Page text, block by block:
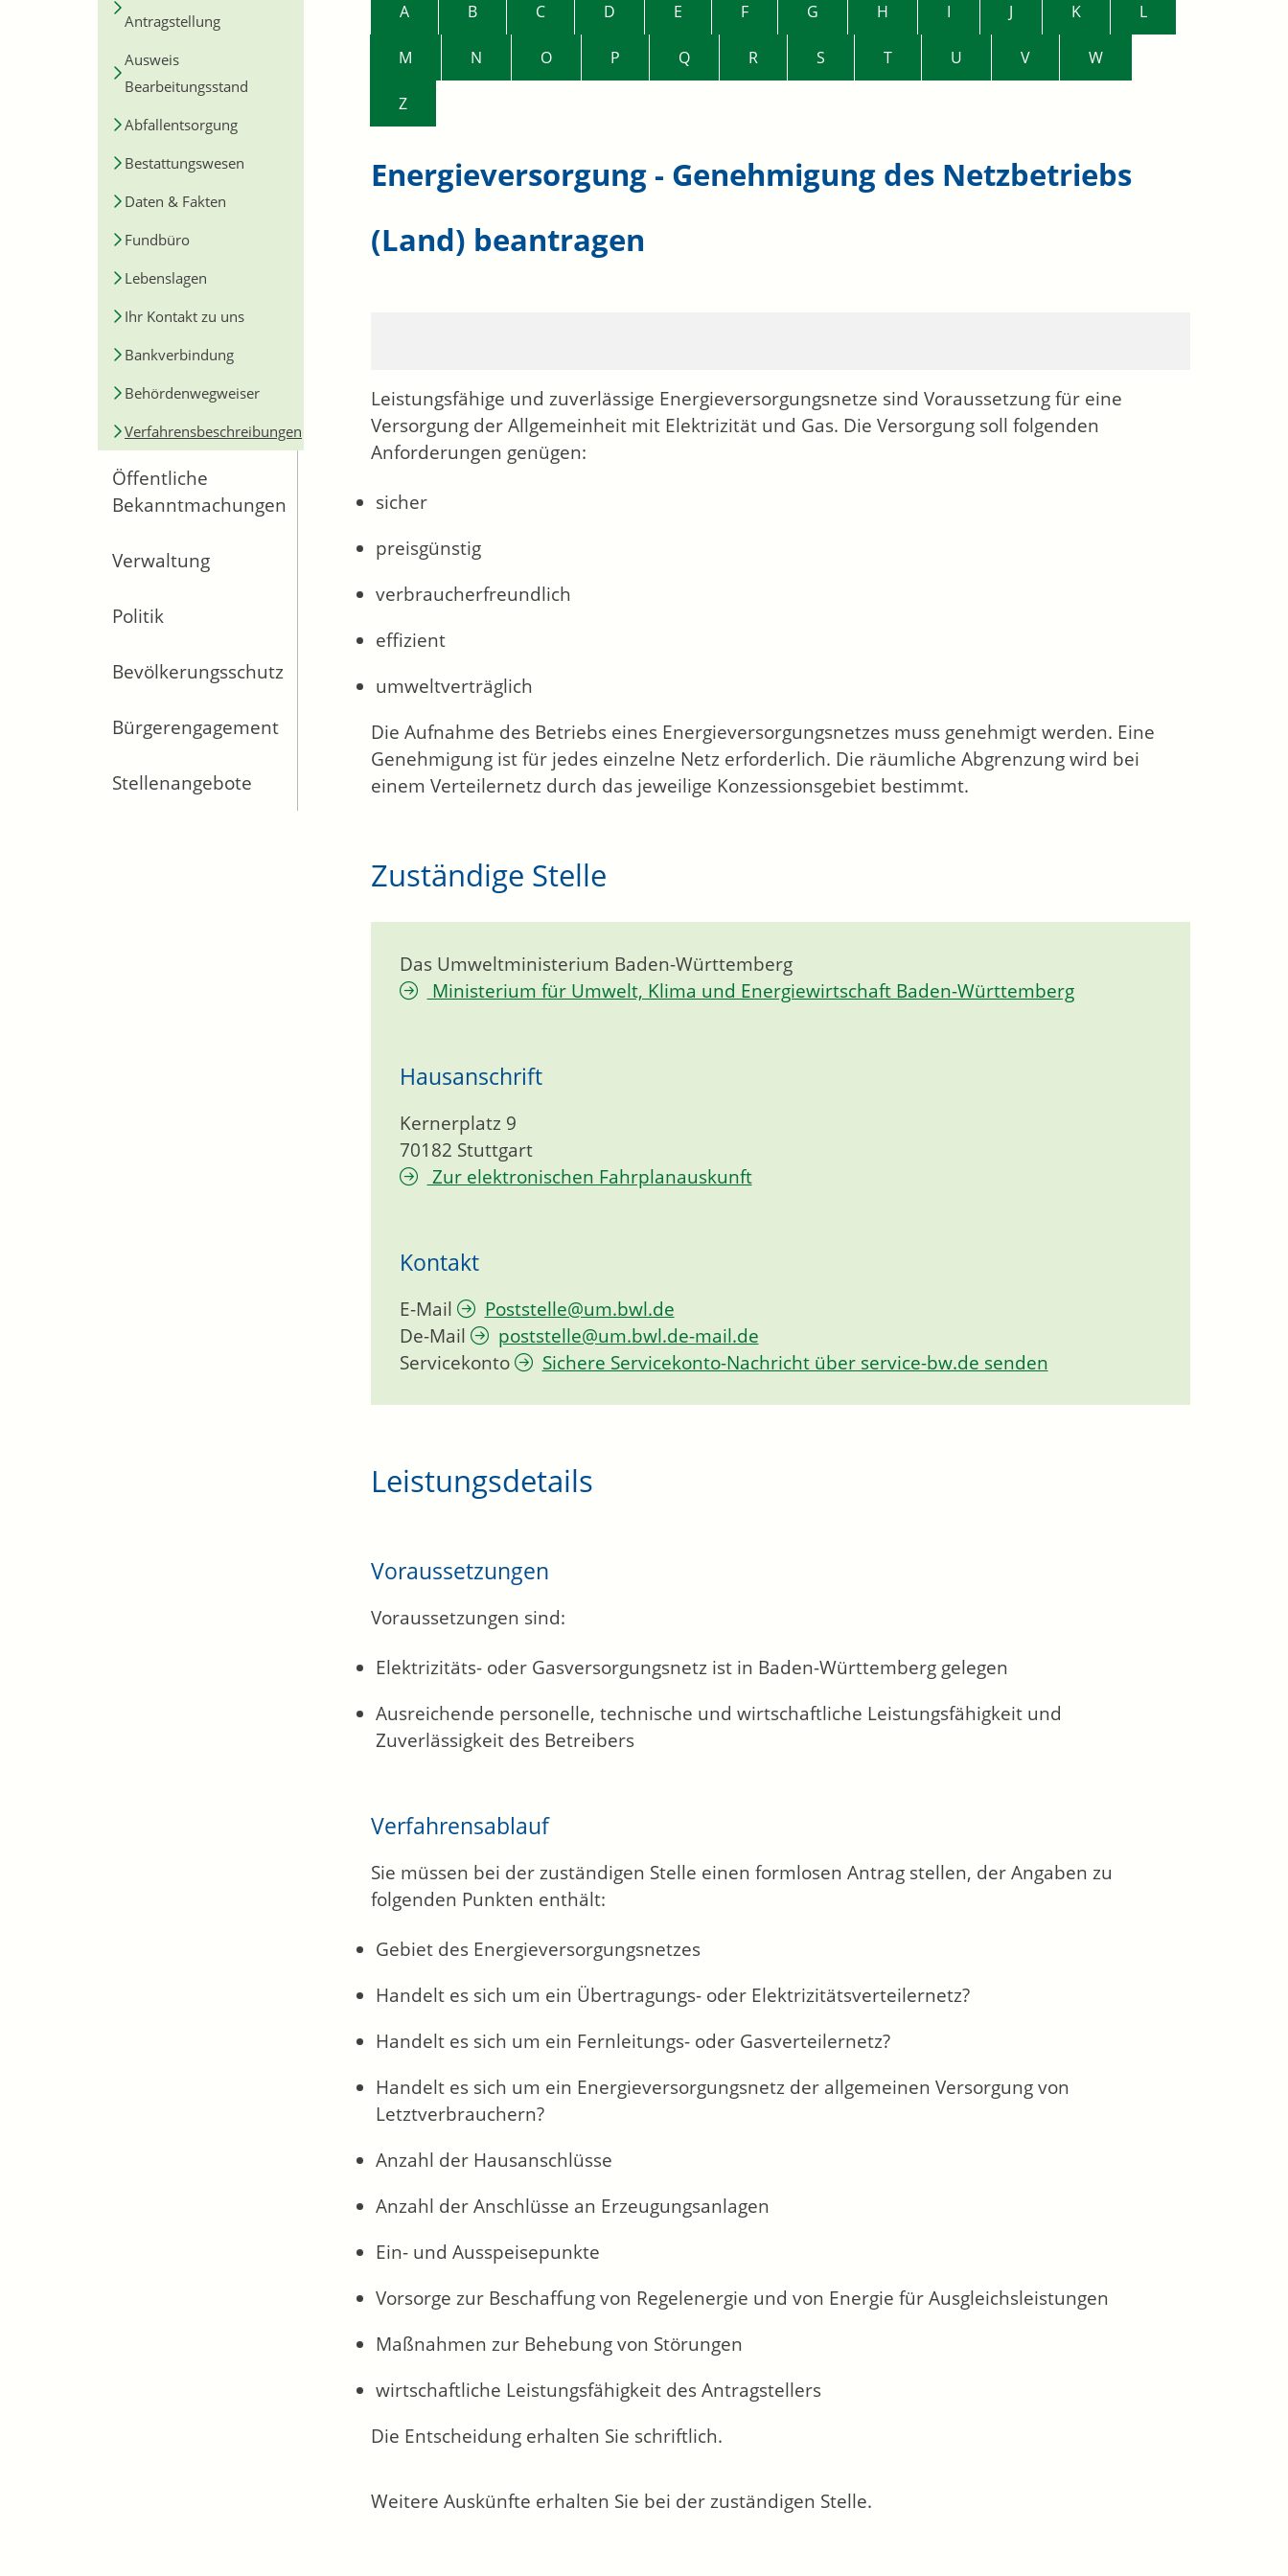
Antragstellung
Ausweis
Bearbeitungsstand
Abfallentsorgung
Bestattungswesen
Daten & Fakten
Fundbüro
Lebenslagen
Ihr Kontakt zu uns
Bankverbindung
Behördenwegweiser
Verfahrensbeschreibungen
Öffentliche
Bekanntmachungen
Verwaltung
Politik
Bevölkerungsschutz
Bürgerengagement
Stellenangebote
A B C D E F G H I J K L
M N O P Q R S T U V W
Z
Energieversorgung - Genehmigung des Netzbetriebs
(Land) beantragen
Leistungsfähige und zuverlässige Energieversorgungsnetze sind Voraussetzung für eine
Versorgung der Allgemeinheit mit Elektrizität und Gas. Die Versorgung soll folgenden
Anforderungen genügen:
sicher
preisgünstig
verbraucherfreundlich
effizient
umweltverträglich
Die Aufnahme des Betriebs eines Energieversorgungsnetzes muss genehmigt werden. Eine
Genehmigung ist für jedes einzelne Netz erforderlich. Die räumliche Abgrenzung wird bei
einem Verteilernetz durch das jeweilige Konzessionsgebiet bestimmt.
Zuständige Stelle
Das Umweltministerium Baden-Württemberg
Ministerium für Umwelt, Klima und Energiewirtschaft Baden-Württemberg
Hausanschrift
Kernerplatz 9
70182 Stuttgart
Zur elektronischen Fahrplanauskunft
Kontakt
E-Mail
Poststelle@um.bwl.de
De-Mail
poststelle@um.bwl.de-mail.de
Servicekonto
Sichere Servicekonto-Nachricht über service-bw.de senden
Leistungsdetails
Voraussetzungen
Voraussetzungen sind:
Elektrizitäts- oder Gasversorgungsnetz ist in Baden-Württemberg gelegen
Ausreichende personelle, technische und wirtschaftliche Leistungsfähigkeit und
Zuverlässigkeit des Betreibers
Verfahrensablauf
Sie müssen bei der zuständigen Stelle einen formlosen Antrag stellen, der Angaben zu
folgenden Punkten enthält:
Gebiet des Energieversorgungsnetzes
Handelt es sich um ein Übertragungs- oder Elektrizitätsverteilernetz?
Handelt es sich um ein Fernleitungs- oder Gasverteilernetz?
Handelt es sich um ein Energieversorgungsnetz der allgemeinen Versorgung von
Letztverbrauchern?
Anzahl der Hausanschlüsse
Anzahl der Anschlüsse an Erzeugungsanlagen
Ein- und Ausspeisepunkte
Vorsorge zur Beschaffung von Regelenergie und von Energie für Ausgleichsleistungen
Maßnahmen zur Behebung von Störungen
wirtschaftliche Leistungsfähigkeit des Antragstellers
Die Entscheidung erhalten Sie schriftlich.
Weitere Auskünfte erhalten Sie bei der zuständigen Stelle.